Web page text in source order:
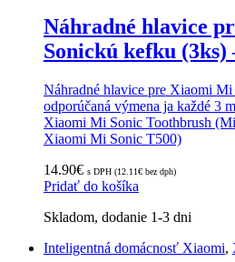
Náhradné hlavice
Sonickú kefku (3ks)
Náhradné hlavice pre Xiaomi
odporúčaná výmena ja každé 3
Xiaomi Mi Sonic Toothbrush
Xiaomi Mi Sonic T500)
14.90€ s DPH (12.11€ bez dph)
Pridať do košíka
Skladom, dodanie 1-3 dni
Inteligentná domácnosť Xiaomi,